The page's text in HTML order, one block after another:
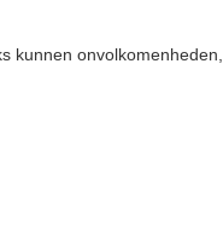
kunnen onvolkomenheden,